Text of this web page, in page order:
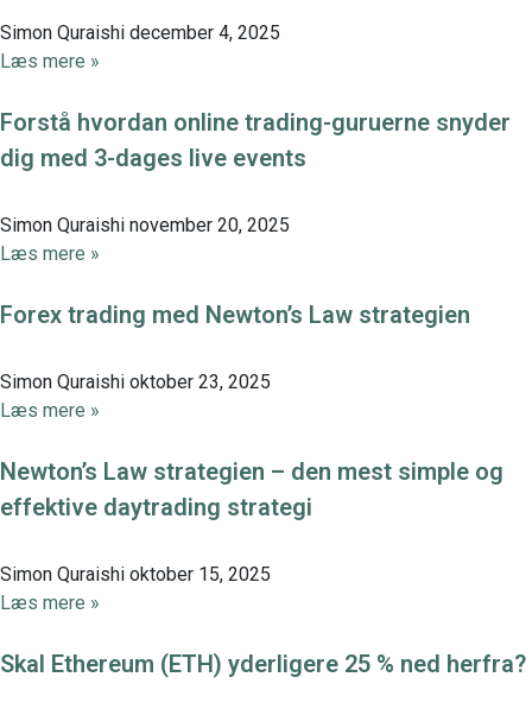
Simon Quraishi december 4, 2025
Læs mere »
Forstå hvordan online trading-guruerne snyder
dig med 3-dages live events
Simon Quraishi november 20, 2025
Læs mere »
Forex trading med Newton’s Law strategien
Simon Quraishi oktober 23, 2025
Læs mere »
Newton’s Law strategien – den mest simple og
effektive daytrading strategi
Simon Quraishi oktober 15, 2025
Læs mere »
Skal Ethereum (ETH) yderligere 25 % ned herfra?